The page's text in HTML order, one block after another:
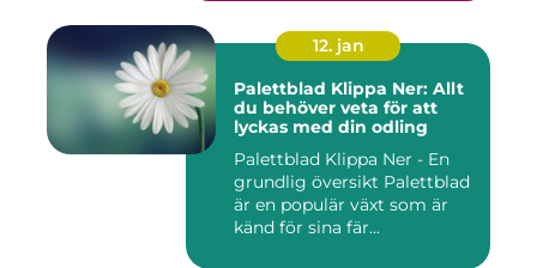
12. jan
Palettblad Klippa Ner: Allt
du behöver veta för att
lyckas med din odling
Palettblad Klippa Ner - En
grundlig översikt Palettblad
är en populär växt som är
känd för sina fär...